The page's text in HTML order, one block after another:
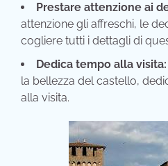
Prestare attenzione ai
attenzione gli affreschi, le
cogliere tutti i dettagli di
Dedica tempo alla visita:
la bellezza del castello,
alla visita.